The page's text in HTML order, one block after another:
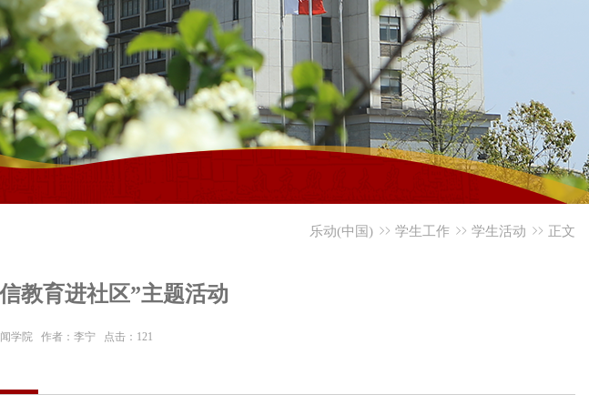
乐动(中国) 学生工作 学生活动 正文
教育进社区”主题活动
闻学院 作者：李宁 点击： 121